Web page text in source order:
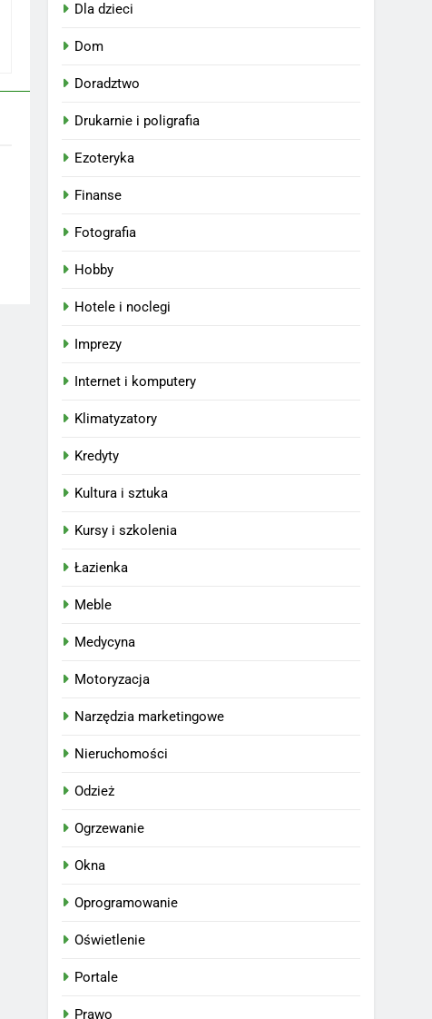
Dla dzieci
Dom
Doradztwo
Drukarnie i poligrafia
Ezoteryka
Finanse
Fotografia
Hobby
Hotele i noclegi
Imprezy
Internet i komputery
Klimatyzatory
Kredyty
Kultura i sztuka
Kursy i szkolenia
Łazienka
Meble
Medycyna
Motoryzacja
Narzędzia marketingowe
Nieruchomości
Odzież
Ogrzewanie
Okna
Oprogramowanie
Oświetlenie
Portale
Prawo